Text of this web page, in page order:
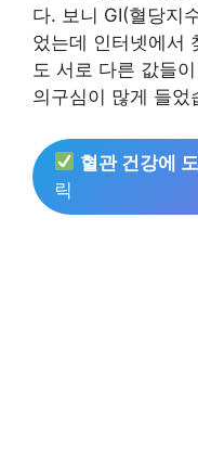
다. 보니 GI(혈당지
었는데 인터넷에서
도 서로 다른 값들
의구심이 많게 들었
혈관 건강에
릭